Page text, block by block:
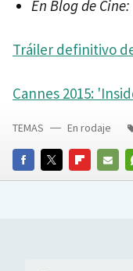
En Blog de Cine:
Tráiler definitivo
Cannes 2015:
FACEBOOKTWITTERFLIPBOARD
E-
TEMAS En rodaje